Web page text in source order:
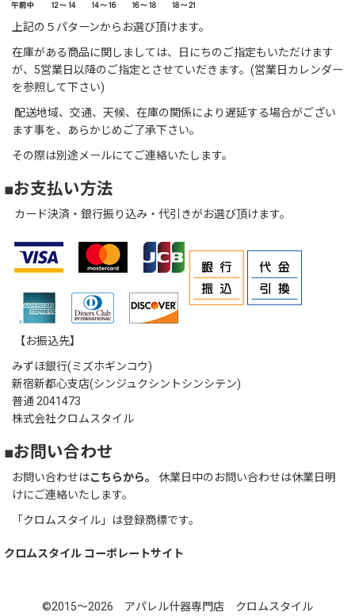
上記の５パターンからお選び頂けます。
在庫がある商品に関しましては、日にちのご指定もいただけます
が、5営業日以降のご指定とさせていだきます。(営業日カレンダー
を参照して下さい)
配送地域、交通、天候、在庫の関係により遅延する場合がござい
ます事を、あらかじめご了承下さい。
その際は別途メールにてご連絡いたします。
■お支払い方法
カード決済・銀行振り込み・代引きがお選び頂けます。
【お振込先】
みずほ銀行(ミズホギンコウ)
新宿新都心支店(シンジュクシントシンシテン)
普通 2041473
株式会社クロムスタイル
■お問い合わせ
お問い合わせはこちらから。
休業日中のお問い合わせは休業日明
けにご連絡いたします。
「クロムスタイル」は登録商標です。
クロムスタイル コーポレートサイト
©2015～2026 アパレル什器専門店 クロムスタイル